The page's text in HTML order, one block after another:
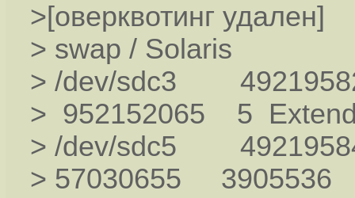
>[оверквотинг удален]
> swap / Solaris
> /dev/sdc3
> 952152065 5
> /dev/sdc5
> 57030655 3905536